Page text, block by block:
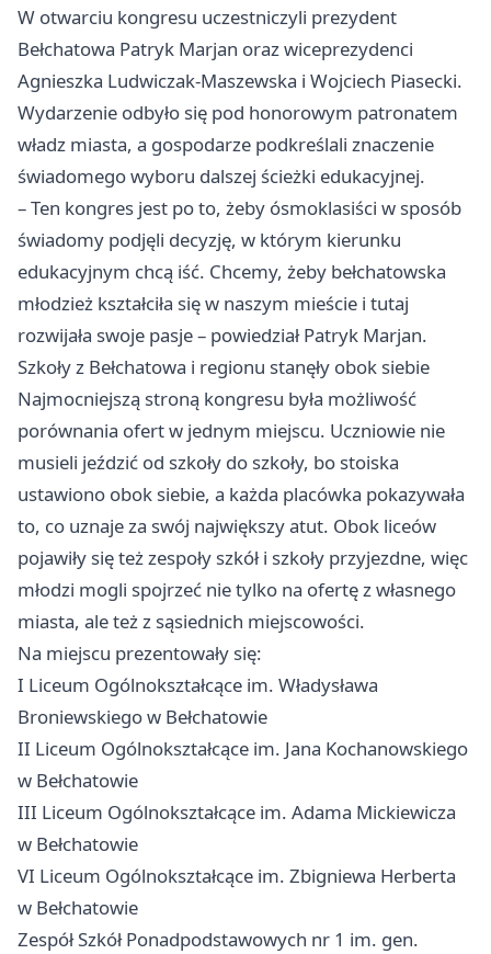
W otwarciu kongresu uczestniczyli prezydent
Bełchatowa Patryk Marjan oraz wiceprezydenci
Agnieszka Ludwiczak-Maszewska i Wojciech Piasecki.
Wydarzenie odbyło się pod honorowym patronatem
władz miasta, a gospodarze podkreślali znaczenie
świadomego wyboru dalszej ścieżki edukacyjnej.
– Ten kongres jest po to, żeby ósmoklasiści w sposób
świadomy podjęli decyzję, w którym kierunku
edukacyjnym chcą iść. Chcemy, żeby bełchatowska
młodzież kształciła się w naszym mieście i tutaj
rozwijała swoje pasje – powiedział Patryk Marjan.
Szkoły z Bełchatowa i regionu stanęły obok siebie
Najmocniejszą stroną kongresu była możliwość
porównania ofert w jednym miejscu. Uczniowie nie
musieli jeździć od szkoły do szkoły, bo stoiska
ustawiono obok siebie, a każda placówka pokazywała
to, co uznaje za swój największy atut. Obok liceów
pojawiły się też zespoły szkół i szkoły przyjezdne, więc
młodzi mogli spojrzeć nie tylko na ofertę z własnego
miasta, ale też z sąsiednich miejscowości.
Na miejscu prezentowały się:
I Liceum Ogólnokształcące im. Władysława
Broniewskiego w Bełchatowie
II Liceum Ogólnokształcące im. Jana Kochanowskiego
w Bełchatowie
III Liceum Ogólnokształcące im. Adama Mickiewicza
w Bełchatowie
VI Liceum Ogólnokształcące im. Zbigniewa Herberta
w Bełchatowie
Zespół Szkół Ponadpodstawowych nr 1 im. gen.